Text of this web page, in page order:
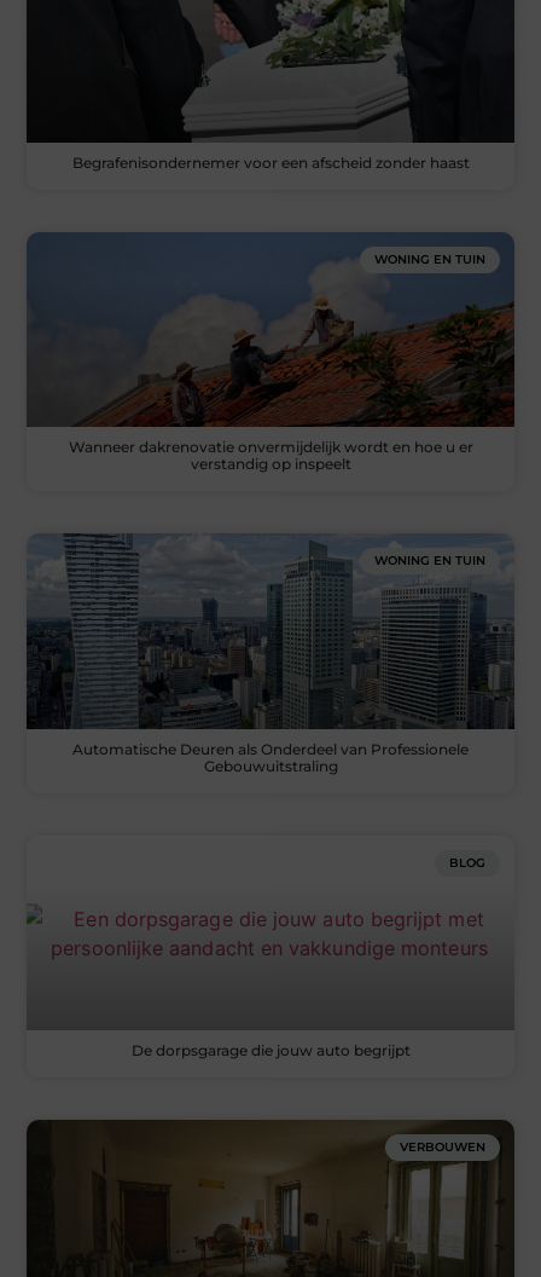
Begrafenisondernemer voor een afscheid zonder haast
WONING EN TUIN
Wanneer dakrenovatie onvermijdelijk wordt en hoe u er
verstandig op inspeelt
WONING EN TUIN
Automatische Deuren als Onderdeel van Professionele
Gebouwuitstraling
BLOG
De dorpsgarage die jouw auto begrijpt
VERBOUWEN